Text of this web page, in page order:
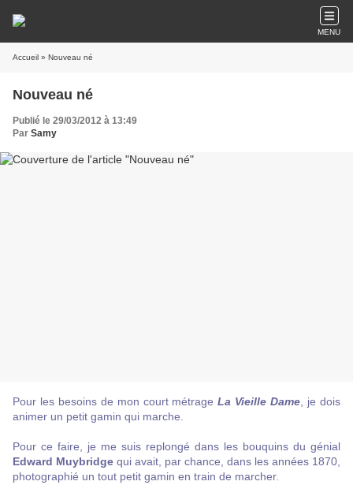
MENU
Accueil » Nouveau né
Nouveau né
Publié le 29/03/2012 à 13:49
Par Samy
Pour les besoins de mon court métrageLa Vieille Dame , je dois
animer un petit gamin qui marche.
Pour ce faire, je me suis replongé dans les bouquins du génial
Edward Muybridge qui avait, par chance, dans les années 1870,
photographié un tout petit gamin en train de marcher.